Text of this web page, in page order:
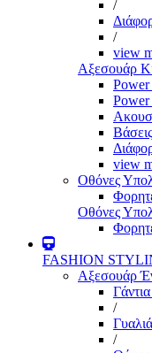
/
/
view
Αξεσουάρ
view
Οθόνες
Οθόνες
FASHION
Αξεσουάρ
/
/